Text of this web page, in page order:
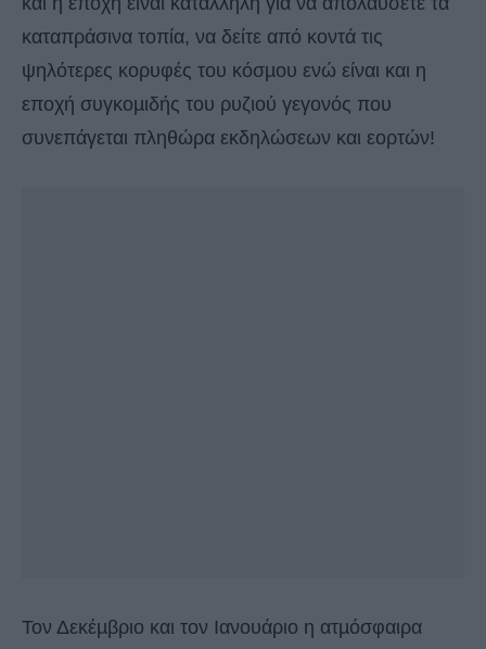
καταπράσινα τοπία, να δείτε από κοντά τις
ψηλότερες κορυφές του κόσµου ενώ είναι και η
εποχή συγκοµιδής του ρυζιού γεγονός που
συνεπάγεται πληθώρα εκδηλώσεων και εορτών!
Τον Δεκέµβριο και τον Ιανουάριο η ατµόσφαιρα